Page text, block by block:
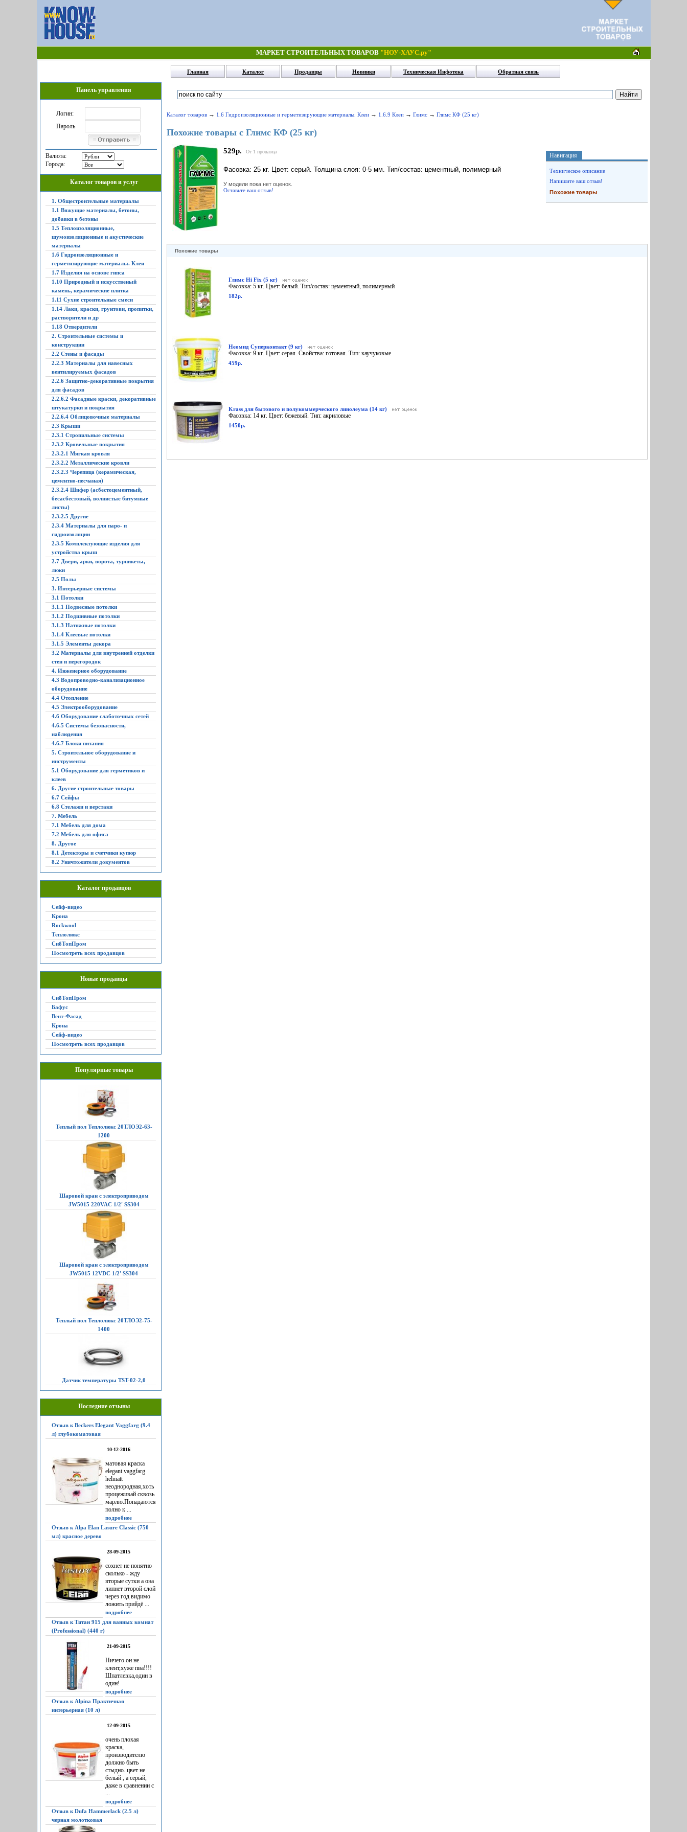
МАРКЕТ СТРОИТЕЛЬНЫХ ТОВАРОВ "НОУ-ХАУС.ру"
Главная Каталог Продавцы Новинки Техническая Инфотека Обратная связь
Панель управления
Логин:
Пароль
Валюта:
Города:
Каталог товаров и услуг
1. Общестроительные материалы
1.1 Вяжущие материалы, бетоны,
добавки в бетоны
1.5 Теплоизоляционные,
шумоизоляционные и акустические
материалы
1.6 Гидроизоляционные и
герметизирующие материалы. Клеи
1.7 Изделия на основе гипса
1.10 Природный и искусственый
камень, керамические плитка
1.11 Сухие строительные смеси
1.14 Лаки, краски, грунтови, пропитки,
растворители и др
1.18 Отвердители
2. Строительные системы и
конструкции
2.2 Стены и фасады
2.2.3 Материалы для навесных
вентилируемых фасадов
2.2.6 Защитно-декоративные покрытия
для фасадов
2.2.6.2 Фасадные краски, декоративные
штукатурки и покрытия
2.2.6.4 Облицовочные материалы
2.3 Крыши
2.3.1 Стропильные системы
2.3.2 Кровельные покрытия
2.3.2.1 Мягкая кровля
2.3.2.2 Металлические кровли
2.3.2.3 Черепица (керамическая,
цементно-песчаная)
2.3.2.4 Шифер (асбестоцементный,
бесасбестовый, волнистые битумные
листы)
2.3.2.5 Другие
2.3.4 Материалы для паро- и
гидроизоляции
2.3.5 Комплектующие изделия для
устройства крыш
2.7 Двери, арки, ворота, турникеты,
люки
2.5 Полы
3. Интерьерные системы
3.1 Потолки
3.1.1 Подвесные потолки
3.1.2 Подшивные потолки
3.1.3 Натяжные потолки
3.1.4 Клеевые потолки
3.1.5 Элементы декора
3.2 Материалы для внутренней отделки
стен и перегородок
4. Инженерное оборудование
4.3 Водопроводно-канализационное
оборудование
4.4 Отопление
4.5 Электрооборудование
4.6 Оборудование слаботочных сетей
4.6.5 Системы безопасности,
наблюдения
4.6.7 Блоки питания
5. Строительное оборудование и
инструменты
5.1 Оборудование для герметиков и
клеев
6. Другие строительные товары
6.7 Сейфы
6.8 Стелажи и верстаки
7. Мебель
7.1 Мебель для дома
7.2 Мебель для офиса
8. Другое
8.1 Детекторы и счетчики купюр
8.2 Уничтожители документов
Каталог продавцов
Сейф-видео
Крона
Rockwool
Теплолюкс
СибТопПром
Посмотреть всех продавцов
Новые продавцы
СибТопПром
Бафус
Вент-Фасад
Крона
Сейф-видео
Посмотреть всех продавцов
Популярные товары
Теплый пол Теплолюкс 20ТЛОЭ2-63-
1200
Шаровой кран с электроприводом
JW5015 220VAC 1/2' SS304
Шаровой кран с электроприводом
JW5015 12VDC 1/2' SS304
Теплый пол Теплолюкс 20ТЛОЭ2-75-
1400
Датчик температуры TST-02-2,0
Последние отзывы
Отзыв к Beckers Elegant Vaggfarg (9.4
л) глубокоматовая
10-12-2016
матовая краска
elegant vaggfarg
helmatt
неоднородная,хоть
процеживай сквозь
марлю.Попадаются
полно к ...
подробнее
Отзыв к Alpa Elan Lasure Classic (750
мл) красное дерево
28-09-2015
сохнет не понятно
сколько - жду
вторые сутки а она
липнет второй слой
через год видимо
ложить прийдё ...
подробнее
Отзыв к Титан 915 для ванных комнат
(Professional) (440 г)
21-09-2015
Ничего он не
клеит,хуже пва!!!!
Шпатлевка,один в
один!
подробнее
Отзыв к Alpina Практичная
интерьерная (10 л)
12-09-2015
очень плохая
краска,
производителю
должно быть
стыдно. цвет не
белый , а серый,
даже в сравнении с
...
подробнее
Отзыв к Dufa Hammerlack (2.5 л)
черная молотковая
Каталог товаров → 1.6 Гидроизоляционные и герметизирующие материалы. Клеи → 1.6.9 Клеи → Глимс → Глимс КФ (25 кг)
Похожие товары с Глимс КФ (25 кг)
529р. От 1 продавца
Фасовка: 25 кг. Цвет: серый. Толщина слоя: 0-5 мм. Тип/состав: цементный, полимерный
У модели пока нет оценок.
Оставьте ваш отзыв!
Навигация
Техническое описание
Напишите ваш отзыв!
Похожие товары
Похожие товары
Глимс Hi Fix (5 кг)
Фасовка: 5 кг. Цвет: белый. Тип/состав: цементный, полимерный
182р.
Неомид Суперконтакт (9 кг)
Фасовка: 9 кг. Цвет: серая. Свойства: готовая. Тип: каучуковые
459р.
Krass для бытового и полукоммерческого линолеума (14 кг)
Фасовка: 14 кг. Цвет: бежевый. Тип: акриловые
1450р.